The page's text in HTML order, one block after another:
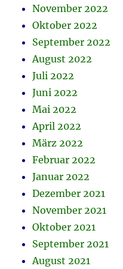
November 2022
Oktober 2022
September 2022
August 2022
Juli 2022
Juni 2022
Mai 2022
April 2022
März 2022
Februar 2022
Januar 2022
Dezember 2021
November 2021
Oktober 2021
September 2021
August 2021